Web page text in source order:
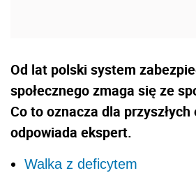
Od lat polski system
społecznego zmaga się ze
Co to oznacza dla
odpowiada ekspert.
Walka z deficytem